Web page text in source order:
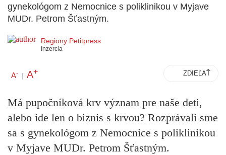
gynekológom z Nemocnice s poliklinikou v Myjave
MUDr. Petrom Šťastným.
Regiony Petitpress
Inzercia
A- | A+ ZDIEĽAŤ
Má pupočníková krv význam pre naše deti,
alebo ide len o biznis s krvou? Rozprávali sme
sa s gynekológom z Nemocnice s poliklinikou
v Myjave MUDr. Petrom Šťastným.